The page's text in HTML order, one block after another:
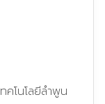
คโนโลยีลำพูน